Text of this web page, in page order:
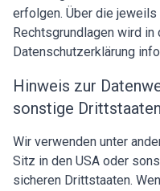
erfolgen. Über die
Rechtsgrundlagen wird
Datenschutzerklärung
Hinweis zur
sonstige Drittstaaten
Wir verwenden unter
Sitz in den USA oder
sicheren Drittstaaten.